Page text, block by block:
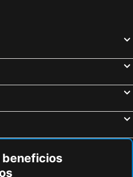
beneficios